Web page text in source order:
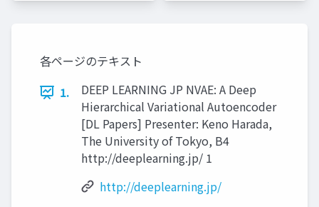
各ページのテキスト
1.
DEEP LEARNING JP NVAE: A Deep
Hierarchical Variational Autoencoder
[DL Papers] Presenter: Keno Harada,
The University of Tokyo, B4
http://deeplearning.jp/ 1
http://deeplearning.jp/